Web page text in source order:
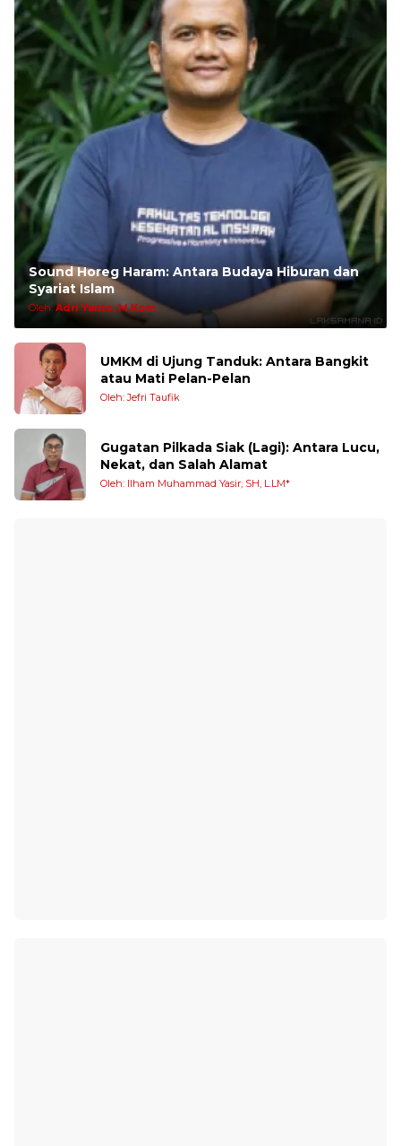
Sound Horeg Haram: Antara Budaya Hiburan dan
Syariat Islam
Oleh:Adri Yanto, M.Kom
UMKM di Ujung Tanduk: Antara Bangkit
atau Mati Pelan-Pelan
Oleh: Jefri Taufik
Gugatan Pilkada Siak (Lagi): Antara Lucu,
Nekat, dan Salah Alamat
Oleh: Ilham Muhammad Yasir, SH, L.LM*